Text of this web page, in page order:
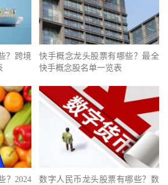
？跨境
快手概念龙头股票有哪些？最全
快手概念股名单一览表
？2024
数字人民币龙头股票有哪些？数